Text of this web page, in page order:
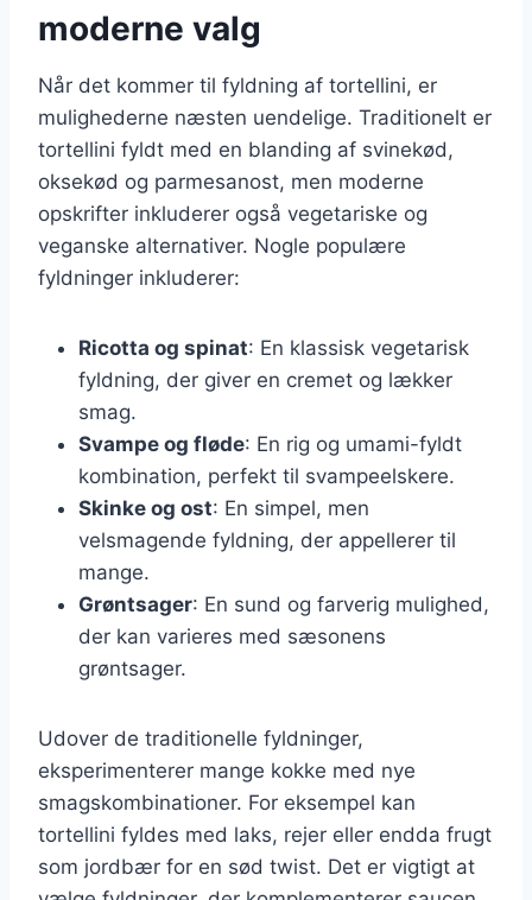
moderne valg
Når det kommer til fyldning af tortellini, er
mulighederne næsten uendelige. Traditionelt er
tortellini fyldt med en blanding af svinekød,
oksekød og parmesanost, men moderne
opskrifter inkluderer også vegetariske og
veganske alternativer. Nogle populære
fyldninger inkluderer:
Ricotta og spinat: En klassisk vegetarisk
fyldning, der giver en cremet og lækker
smag.
Svampe og fløde: En rig og umami-fyldt
kombination, perfekt til svampeelskere.
Skinke og ost: En simpel, men
velsmagende fyldning, der appellerer til
mange.
Grøntsager: En sund og farverig mulighed,
der kan varieres med sæsonens
grøntsager.
Udover de traditionelle fyldninger,
eksperimenterer mange kokke med nye
smagskombinationer. For eksempel kan
tortellini fyldes med laks, rejer eller endda frugt
som jordbær for en sød twist. Det er vigtigt at